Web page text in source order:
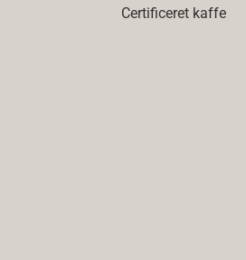
Certificeret kaffe